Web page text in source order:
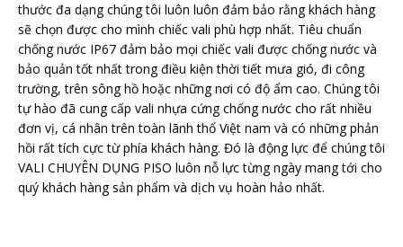
thước đa dạng chúng tôi luôn luôn đảm bảo rằng khách hàng
sẽ chọn được cho mình chiếc vali phù hợp nhất. Tiêu chuẩn
chống nước IP67 đảm bảo mọi chiếc vali được chống nước và
bảo quản tốt nhất trong điều kiện thời tiết mưa gió, đi công
trường, trên sông hồ hoặc những nơi có độ ẩm cao. Chúng tôi
tự hào đã cung cấp vali nhựa cứng chống nước cho rất nhiều
đơn vị, cá nhân trên toàn lãnh thổ Việt nam và có những phản
hồi rất tích cực từ phía khách hàng. Đó là động lực để chúng tôi
VALI CHUYÊN DỤNG PISO luôn nỗ lực từng ngày mang tới cho
quý khách hàng sản phẩm và dịch vụ hoàn hảo nhất.